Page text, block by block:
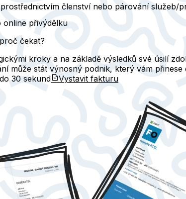
členství nebo párování
online přivýdělku
čekat?
kroky a na základě výsledků své úsilí
může stát výnosný podnik, který vám
30 sekund Vystavit fakturu